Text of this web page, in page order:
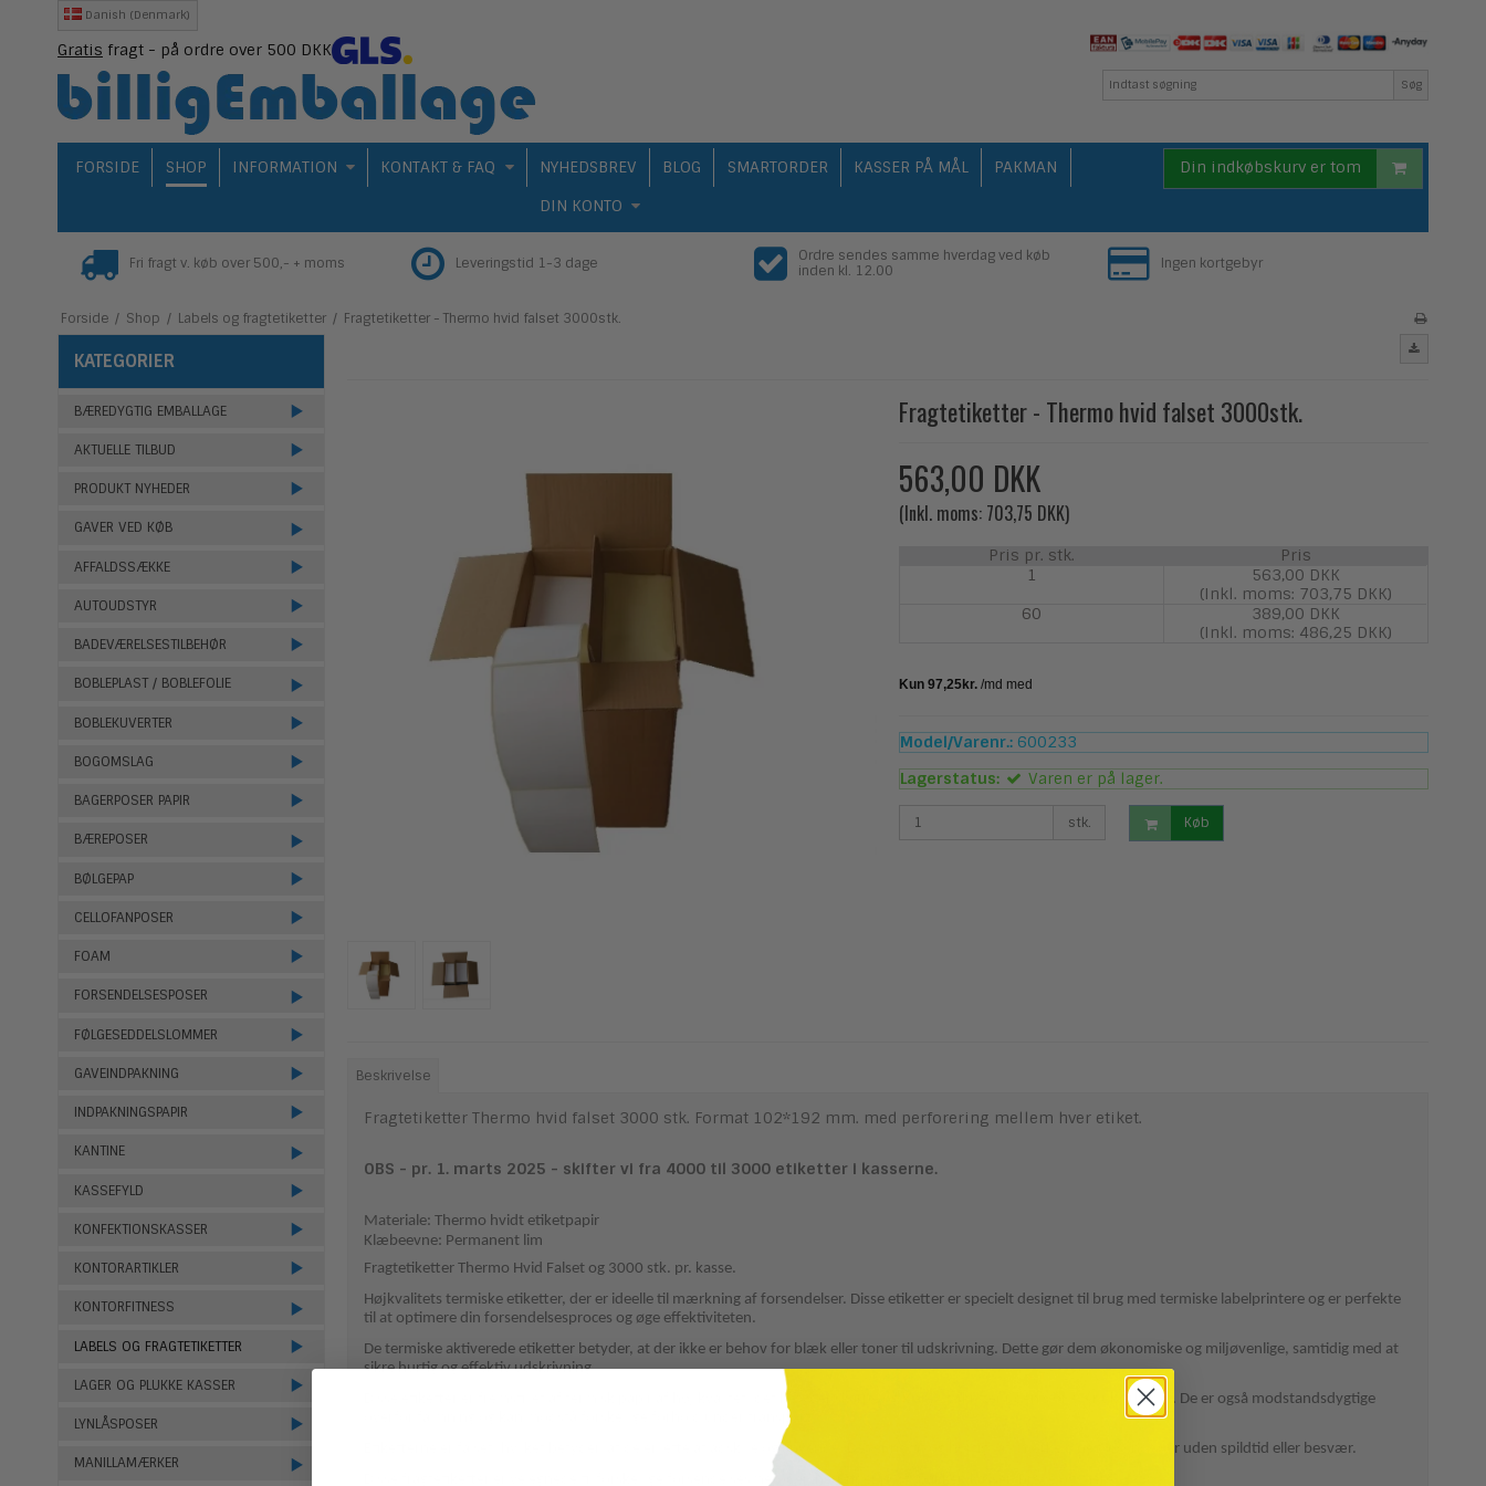
Danish (Denmark)
Gratis fragt - på ordre over 500 DKK
Søg
FORSIDE SHOP INFORMATION KONTAKT & FAQ NYHEDSBREV BLOG SMARTORDER KASSER PÅ MÅL
PAKMAN
DIN KONTO
Din indkøbskurv er tom
Fri fragt v. køb over 500,- + moms Leveringstid 1-3 dage
Ordre sendes samme hverdag ved køb
inden kl. 12.00
Ingen kortgebyr
Forside / Shop / Labels og fragtetiketter / Fragtetiketter - Thermo hvid falset 3000stk.
KATEGORIER
BÆREDYGTIG EMBALLAGE
AKTUELLE TILBUD
PRODUKT NYHEDER
GAVER VED KØB
AFFALDSSÆKKE
AUTOUDSTYR
BADEVÆRELSESTILBEHØR
BOBLEPLAST / BOBLEFOLIE
BOBLEKUVERTER
BOGOMSLAG
BAGERPOSER PAPIR
BÆREPOSER
BØLGEPAP
CELLOFANPOSER
FOAM
FORSENDELSESPOSER
FØLGESEDDELSLOMMER
GAVEINDPAKNING
INDPAKNINGSPAPIR
KANTINE
KASSEFYLD
KONFEKTIONSKASSER
KONTORARTIKLER
KONTORFITNESS
LABELS OG FRAGTETIKETTER
LAGER OG PLUKKE KASSER
LYNLÅSPOSER
MANILLAMÆRKER
Fragtetiketter - Thermo hvid falset 3000stk.
563,00 DKK
(Inkl. moms: 703,75 DKK)
Pris pr. stk.
Pris
1
563,00 DKK
(Inkl. moms: 703,75 DKK)
60
389,00 DKK
(Inkl. moms: 486,25 DKK)
Model/Varenr.: 600233
Lagerstatus:
Varen er på lager.
stk. Køb
Beskrivelse
Fragtetiketter Thermo hvid falset 3000 stk. Format 102*192 mm. med perforering mellem hver etiket.
OBS - pr. 1. marts 2025 - skifter vi fra 4000 til 3000 etiketter i kasserne.
Materiale: Thermo hvidt etiketpapir
Klæbeevne: Permanent lim
Fragtetiketter Thermo Hvid Falset og 3000 stk. pr. kasse.
Højkvalitets termiske etiketter, der er ideelle til mærkning af forsendelser. Disse etiketter er specielt designet til brug med termiske labelprintere og er perfekte
til at optimere din forsendelsesproces og øge effektiviteten.
De termiske aktiverede etiketter betyder, at der ikke er behov for blæk eller toner til udskrivning. Dette gør dem økonomiske og miljøvenlige, samtidig med at
sikre hurtig og effektiv udskrivning.
Disse etiketter er fremstillet af termisk papir af høj kvalitet, det betyder skarpe og klare udskrifter uden slør eller uklarheder. De er også modstandsdygtige
overfor falmning og kan modstå forskellige forhold under transport.
Etiketterne er falset, hvilket betyder, at de er lette at adskille og anvende. Det er nemt og hurtigt at mærke dine forsendelser uden spildtid eller besvær.
Disse fragtetiketter er velegnede til forskellige forsendelsesmetoder, herunder post, pakker, kasser, breve og mere.